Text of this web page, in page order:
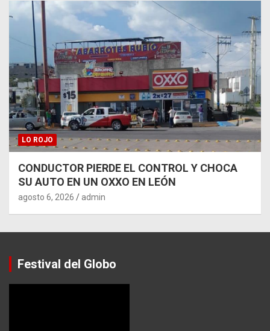
LO ROJO
CONDUCTOR PIERDE EL CONTROL Y CHOCA
SU AUTO EN UN OXXO EN LEÓN
agosto 6, 2026 admin
Festival del Globo